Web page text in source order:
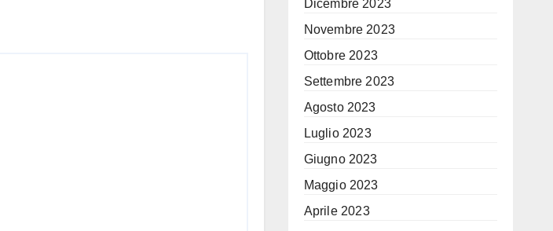
Dicembre 2023
Novembre 2023
Ottobre 2023
Settembre 2023
Agosto 2023
Luglio 2023
Giugno 2023
Maggio 2023
Aprile 2023